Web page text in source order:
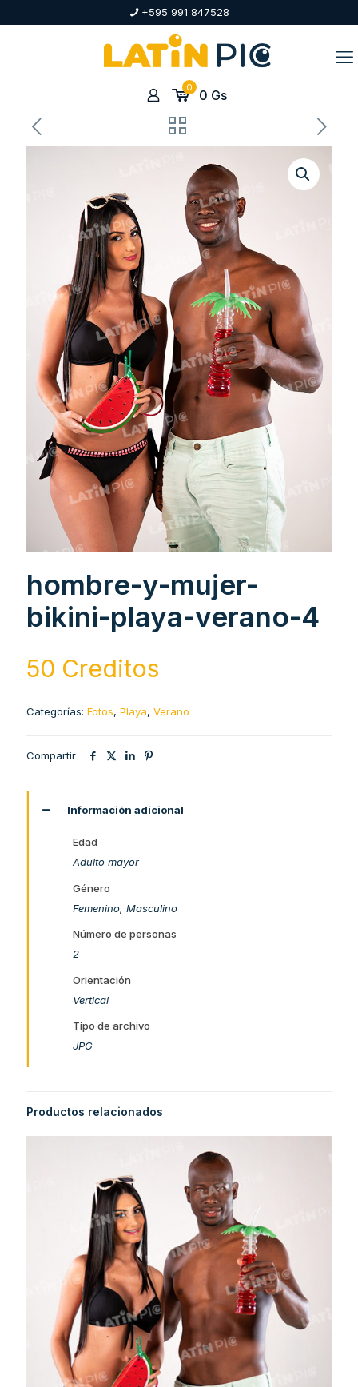
+595 991 847528
0 0 Gs
hombre-y-mujer-
bikini-playa-verano-4
50 Creditos
Categorías: Fotos, Playa, Verano
Compartir
Información adicional
Edad
Adulto mayor
Género
Femenino, Masculino
Número de personas
2
Orientación
Vertical
Tipo de archivo
JPG
Productos relacionados